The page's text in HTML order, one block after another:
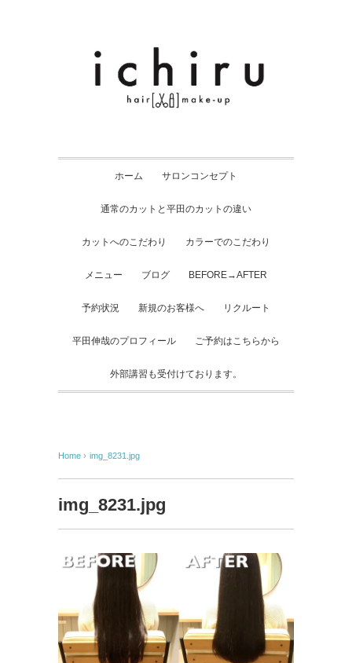
ホーム サロンコンセプト
通常のカットと平田のカットの違い
カットへのこだわり カラーでのこだわり
メニュー ブログ BEFORE→AFTER
予約状況 新規のお客様へ リクルート
平田伸哉のプロフィール ご予約はこちらから
外部講習も受付けております。
Home › img_8231.jpg
img_8231.jpg